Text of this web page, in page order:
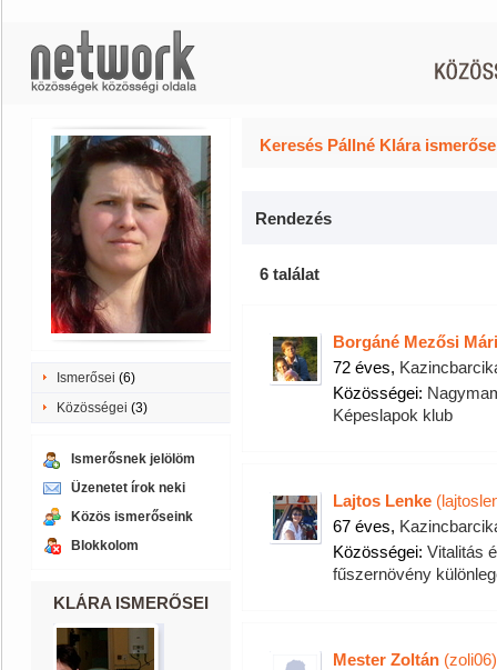
Ismerősei (6)
Közösségei (3)
Ismerősnek jelölöm
Üzenetet írok neki
Közös ismerőseink
Blokkolom
KLÁRA ISMERŐSEI
Keresés Pállné Klára
Rendezés
6 találat
Borgáné Mezősi
72 éves,
Közösségei:
Képeslapok klub
Lajtos Lenke
67 éves,
Közösségei: Vitalitás
fűszernövény
Mester Zoltán (zoli06)